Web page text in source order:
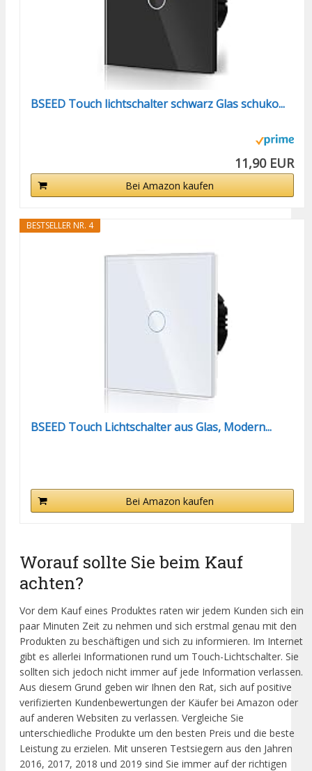
BSEED Touch lichtschalter schwarz Glas schuko...
11,90 EUR
Bei Amazon kaufen
BESTSELLER NR. 4
BSEED Touch Lichtschalter aus Glas, Modern...
Bei Amazon kaufen
Worauf sollte Sie beim Kauf
achten?
Vor dem Kauf eines Produktes raten wir jedem Kunden sich ein
paar Minuten Zeit zu nehmen und sich erstmal genau mit den
Produkten zu beschäftigen und sich zu informieren. Im Internet
gibt es allerlei Informationen rund um Touch-Lichtschalter. Sie
sollten sich jedoch nicht immer auf jede Information verlassen.
Aus diesem Grund geben wir Ihnen den Rat, sich auf positive
verifizierten Kundenbewertungen der Käufer bei Amazon oder
auf anderen Websiten zu verlassen. Vergleiche Sie
unterschiedliche Produkte um den besten Preis und die beste
Leistung zu erzielen. Mit unseren Testsiegern aus den Jahren
2016, 2017, 2018 und 2019 sind Sie immer auf der richtigen